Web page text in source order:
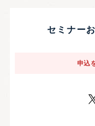
セミナー
申込